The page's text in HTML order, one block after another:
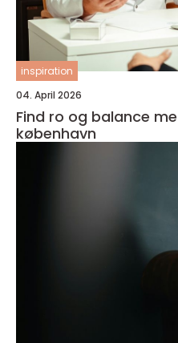
inspiration
04. April 2026
Find ro og balance
københavn